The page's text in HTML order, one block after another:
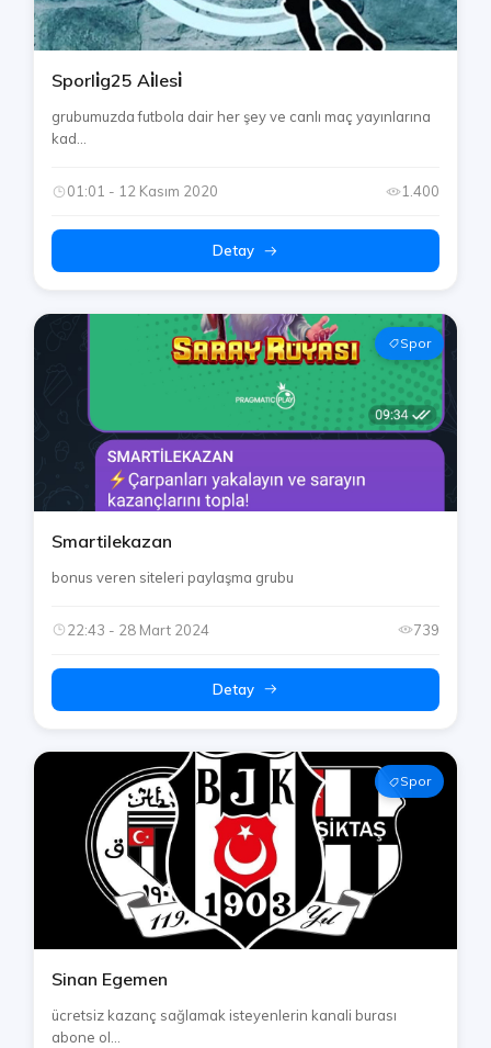
Sporli̇g25 Ai̇lesi̇
grubumuzda futbola dair her şey ve canlı maç yayınlarına
kad...
01:01 - 12 Kasım 2020 1.400
Detay
Spor
Smartilekazan
bonus veren siteleri paylaşma grubu
22:43 - 28 Mart 2024 739
Detay
Spor
Sinan Egemen
ücretsiz kazanç sağlamak isteyenlerin kanali burası
abone ol...